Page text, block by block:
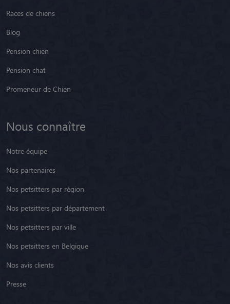
Races de chiens
Blog
Pension chien
Pension chat
Promeneur de Chien
Nous connaître
Notre équipe
Nos partenaires
Nos petsitters par région
Nos petsitters par département
Nos petsitters par ville
Nos petsitters en Belgique
Nos avis clients
Presse